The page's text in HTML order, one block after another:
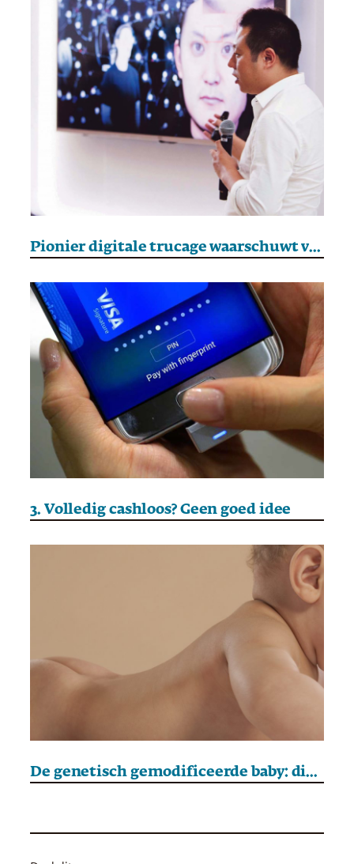
Pionier digitale trucage waarschuwt voor misbruik
3. Volledig cashloos? Geen goed idee
De genetisch gemodificeerde baby: dichterbij dan u denkt